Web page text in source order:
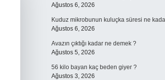
Ağustos 6, 2026
Kuduz mikrobunun kuluçka süresi ne
Ağustos 6, 2026
Avazın çıktığı kadar ne demek ?
Ağustos 5, 2026
56 kilo bayan kaç beden giyer ?
Ağustos 3, 2026